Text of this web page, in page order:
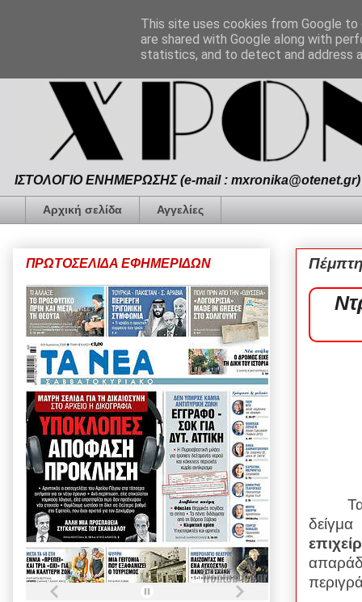
ΙΣΤΟΛΟΓΙΟ ΕΝΗΜΕΡΩΣΗΣ (e-mail :
Αρχική σελίδα Αγγελίες
ΠΡΩΤΟΣΕΛΙΔΑ ΕΦΗΜΕΡΙΔΩΝ
This site uses cookies from Google
are shared with Google along with
statistics, and to detect and address